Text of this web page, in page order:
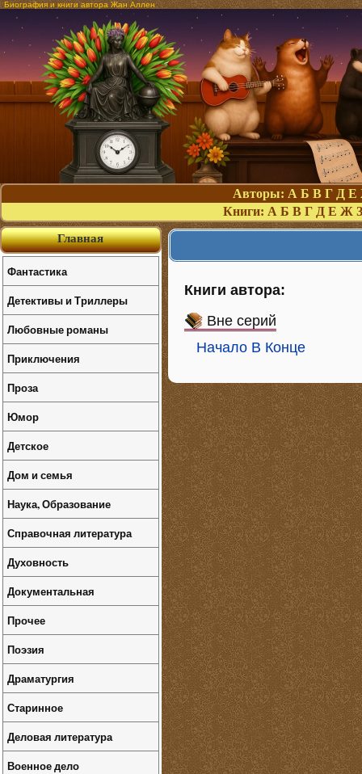
Биография и книги автора Жан Аллен
Авторы: А Б В Г Д Е
Книги: А Б В Г Д Е Ж З
Книги автора:
Вне серий
Начало В Конце
Главная
Фантастика
Детективы и Триллеры
Любовные романы
Приключения
Проза
Юмор
Детское
Дом и семья
Наука, Образование
Справочная литература
Духовность
Документальная
Прочее
Поэзия
Драматургия
Старинное
Деловая литература
Военное дело